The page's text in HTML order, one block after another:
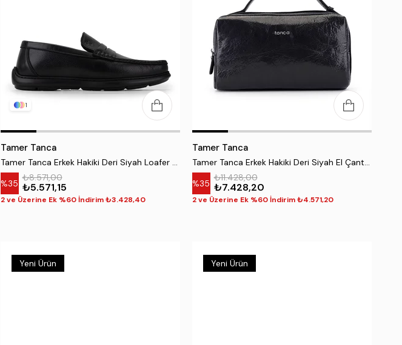
1
Tamer Tanca
Tamer Tanca Erkek Hakiki Deri Siyah Loafer Ayakkabı
%35 ₺5.571,15
₺8.571,00
2 ve Üzerine Ek %60 İndirim ₺3.428,40
Tamer Tanca
Tamer Tanca Erkek Hakiki Deri Siyah El Çantası
%35 ₺7.428,20
₺11.428,00
2 ve Üzerine Ek %60 İndirim ₺4.571,20
Yeni Ürün Yeni Ürün